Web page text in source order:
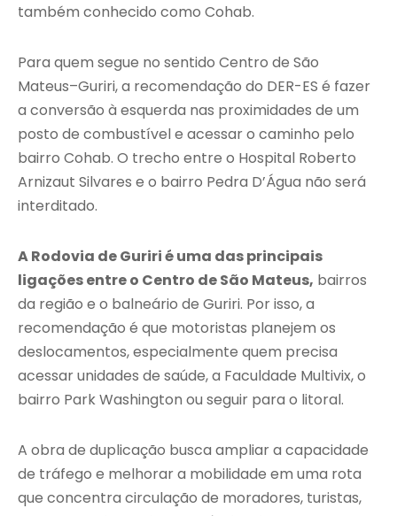
também conhecido como Cohab.
Para quem segue no sentido Centro de São
Mateus–Guriri, a recomendação do DER-ES é fazer
a conversão à esquerda nas proximidades de um
posto de combustível e acessar o caminho pelo
bairro Cohab. O trecho entre o Hospital Roberto
Arnizaut Silvares e o bairro Pedra D’Água não será
interditado.
A Rodovia de Guriri é uma das principais
ligações entre o Centro de São Mateus, bairros
da região e o balneário de Guriri. Por isso, a
recomendação é que motoristas planejem os
deslocamentos, especialmente quem precisa
acessar unidades de saúde, a Faculdade Multivix, o
bairro Park Washington ou seguir para o litoral.
A obra de duplicação busca ampliar a capacidade
de tráfego e melhorar a mobilidade em uma rota
que concentra circulação de moradores, turistas,